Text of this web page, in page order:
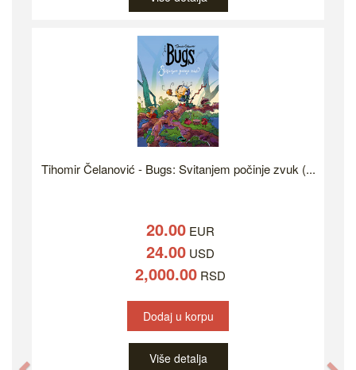
Tihomir Čelanović - Bugs: Svitanjem počinje zvuk (...
20.00EUR
24.00USD
2,000.00RSD
Dodaj u korpu
Više detalja